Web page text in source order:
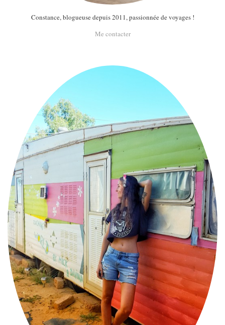
Constance, blogueuse depuis 2011, passionnée de voyages !
Me contacter